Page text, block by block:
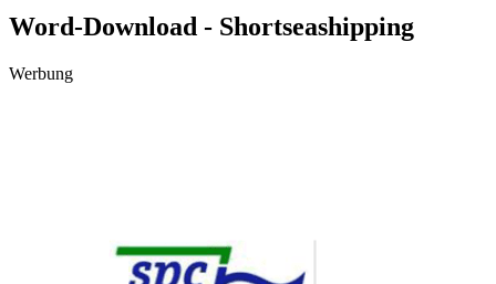
Word-Download - Shortseashipping
Werbung